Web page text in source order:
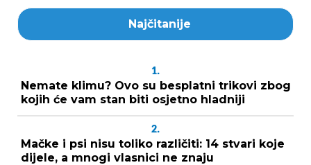
Najčitanije
1.
Nemate klimu? Ovo su besplatni trikovi zbog
kojih će vam stan biti osjetno hladniji
2.
Mačke i psi nisu toliko različiti: 14 stvari koje
dijele, a mnogi vlasnici ne znaju